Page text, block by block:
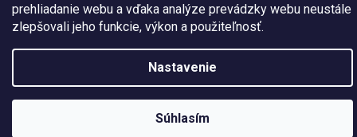
prehliadanie webu a vďaka analýze prevádzky webu neustále
zlepšovali jeho funkcie, výkon a použiteľnosť.
Nastavenie
Súhlasím